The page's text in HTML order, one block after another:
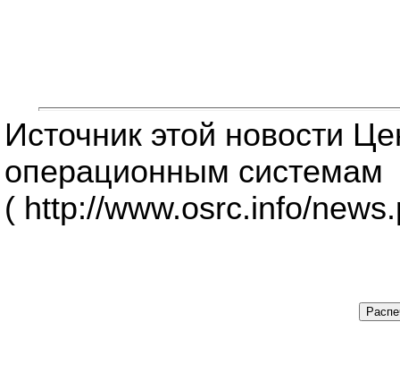
Источник этой новости
операционным системам
( http://www.osrc.info/